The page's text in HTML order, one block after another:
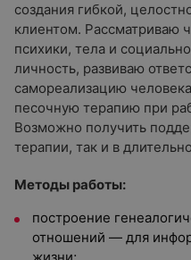
создания гибкой,
клиентом. Рассматриваю
психики, тела и
личность, развиваю
самореализацию
песочную терапию при
Возможно получить
терапии, так и в
Методы работы:
построение
отношений — для